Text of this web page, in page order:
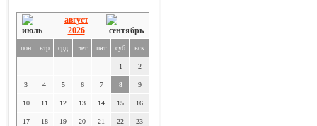
август
2026
пон втр срд чет пят суб вск
1 2
3 4 5 6 7 8 9
10 11 12 13 14 15 16
17 18 19 20 21 22 23